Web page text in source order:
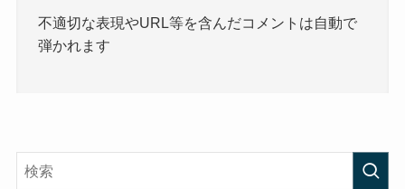
不適切な表現やURL等を含んだコメントは自動で
弾かれます